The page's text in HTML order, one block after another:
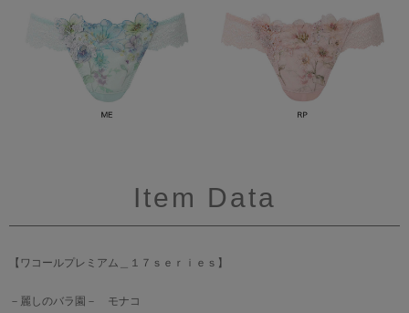
Item Data
【ワコールプレミアム＿１７ｓｅｒｉｅｓ】
－麗しのバラ園－ モナコ